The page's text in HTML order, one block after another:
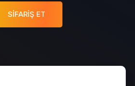
SIFARIŞ ET